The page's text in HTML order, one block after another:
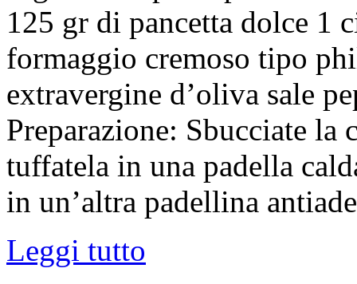
125 gr di pancetta dolce 1
formaggio cremoso tipo
extravergine d’oliva sale
Preparazione: Sbucciate
tuffatela in una padella
in un’altra padellina
Leggi tutto